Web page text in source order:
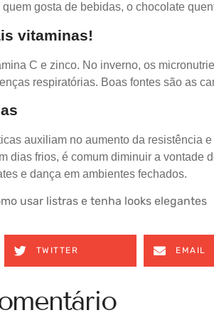
gosta de bebidas, o chocolate
vitaminas!
C e zinco. No inverno, os
respiratórias. Boas fontes são as
auxiliam no aumento da resistência
dias frios, é comum diminuir a vontade
e dança em ambientes fechados.
usar listras e tenha looks elegantes
TWITTER EMAIL